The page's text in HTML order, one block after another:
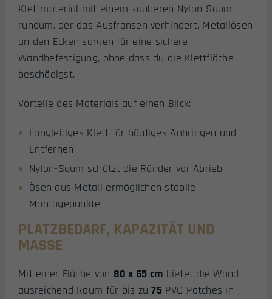
Klettmaterial mit einem sauberen Nylon-Saum
rundum, der das Ausfransen verhindert. Metallösen
an den Ecken sorgen für eine sichere
Wandbefestigung, ohne dass du die Klettfläche
beschädigst.
Vorteile des Materials auf einen Blick:
Langlebiges Klett für häufiges Anbringen und
Entfernen
Nylon-Saum schützt die Ränder vor Abrieb
Ösen aus Metall ermöglichen stabile
Montagepunkte
PLATZBEDARF, KAPAZITÄT UND
MASSE
Mit einer Fläche von 80 x 65 cm bietet die Wand
ausreichend Raum für bis zu75 PVC-Patches in